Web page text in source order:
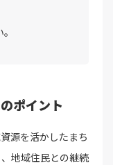
ポイント
源を活かしたまち
地域住民との継続